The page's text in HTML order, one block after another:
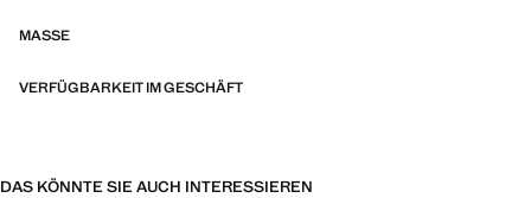
MASSE
VERFÜGBARKEIT IM GESCHÄFT
DAS KÖNNTE SIE AUCH INTERESSIEREN